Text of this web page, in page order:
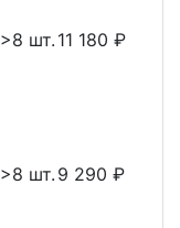
>8 шт. 11 180 ₽
>8 шт. 9 290 ₽